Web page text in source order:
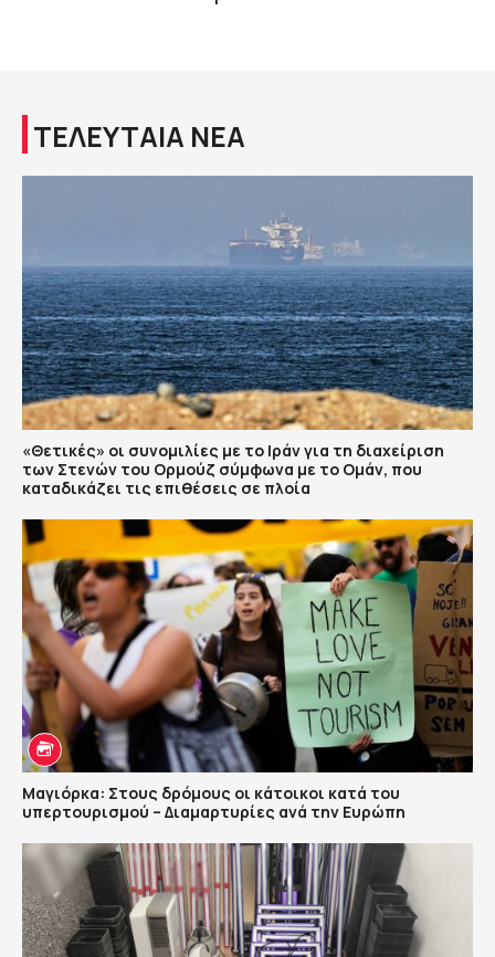
ΤΕΛΕΥΤΑΙΑ ΝΕΑ
«Θετικές» οι συνομιλίες με το Ιράν για τη διαχείριση
των Στενών του Ορμούζ σύμφωνα με το Ομάν, που
καταδικάζει τις επιθέσεις σε πλοία
Μαγιόρκα: Στους δρόμους οι κάτοικοι κατά του
υπερτουρισμού – Διαμαρτυρίες ανά την Ευρώπη